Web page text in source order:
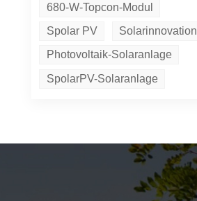
680-W-Topcon-Modul
Spolar PV Solarinnovation
Photovoltaik-Solaranlage
SpolarPV-Solaranlage